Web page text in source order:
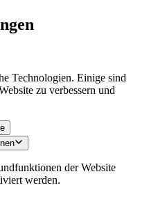
Technologien. Einige sind
zu verbessern und
der Website
werden.